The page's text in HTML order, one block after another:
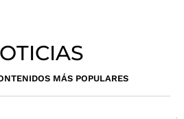
MÁS POPULARES